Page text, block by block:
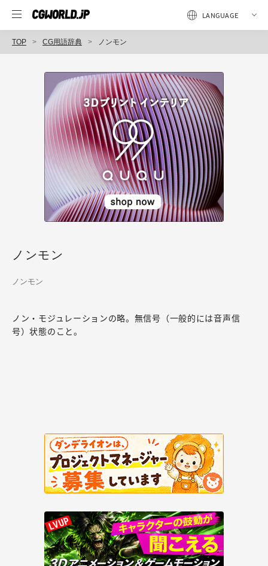
TOP CG用語辞典 ノンモン
ノンモン
ノンモン
ノン・モジュレーションの略。無信号（一般的には音声信
号）状態のこと。